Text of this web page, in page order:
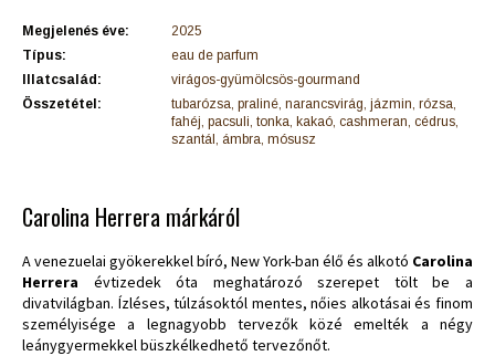
Megjelenés éve:
2025
Típus:
eau de parfum
Illatcsalád:
virágos-gyümölcsös-gourmand
Összetétel:
tubarózsa, praliné, narancsvirág, jázmin, rózsa,
fahéj, pacsuli, tonka, kakaó, cashmeran, cédrus,
szantál, ámbra, mósusz
Carolina Herrera márkáról
A venezuelai gyökerekkel bíró, New York-ban élő és alkotó Carolina
Herrera évtizedek óta meghatározó szerepet tölt be a
divatvilágban. Ízléses, túlzásoktól mentes, nőies alkotásai és finom
személyisége a legnagyobb tervezők közé emelték a négy
leánygyermekkel büszkélkedhető tervezőnőt.